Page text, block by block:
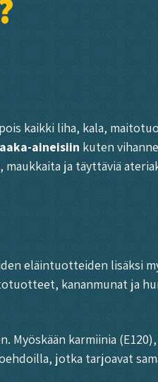
kaikki liha, kala,
aineisiin kuten
ja täyttäviä
eläintuotteiden lisäksi
kananmunat ja
karmiinia
jotka tarjoavat